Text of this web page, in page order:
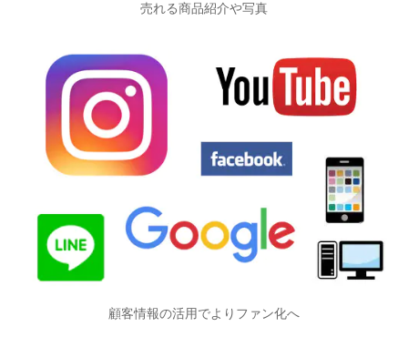
売れる商品紹介や写真
顧客情報の活用でよりファン化へ